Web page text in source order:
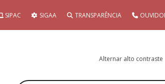
SIPAC SIGAA TRANSPARÊNCIA
Alternar alto contraste